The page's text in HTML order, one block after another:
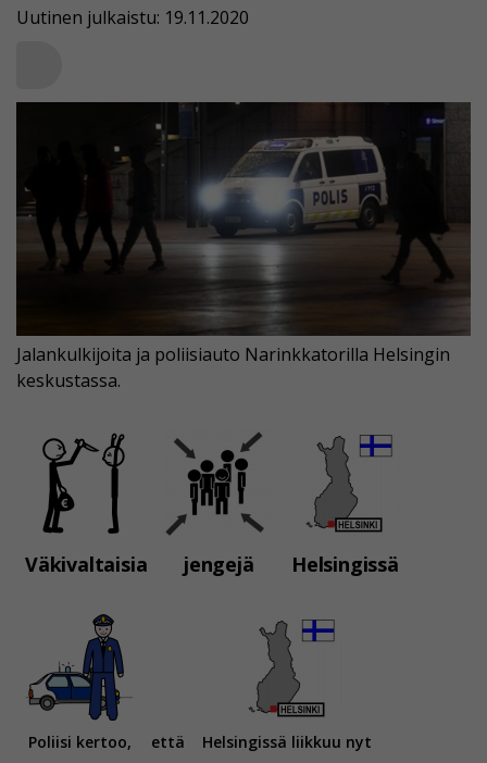
Uutinen julkaistu: 19.11.2020
Väkivaltaisia jengejä Helsingissä
Jalankulkijoita ja poliisiauto Narinkkatorilla Helsingin
keskustassa.
Poliisi kertoo, että Helsingissä liikkuu nyt